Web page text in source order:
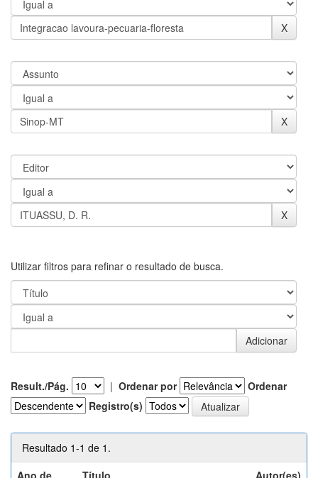
Utilizar filtros para refinar o resultado de busca.
Result./Pág. | Ordenar por
Ordenar
Registro(s)
Resultado 1-1 de 1.
Ano de
Título Autor(es)